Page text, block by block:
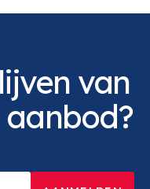
van